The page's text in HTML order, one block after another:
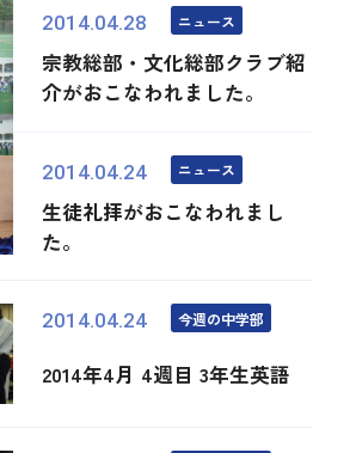
2014.04.28 ニュース
宗教総部・文化総部クラブ紹
介がおこなわれました。
2014.04.24 ニュース
生徒礼拝がおこなわれまし
た。
2014.04.24 今週の中学部
2014年4月 4週目 3年生英語